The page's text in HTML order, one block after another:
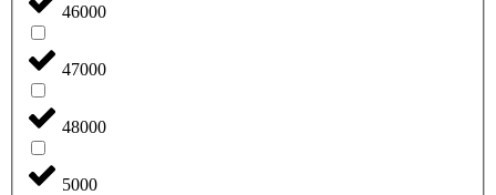
46000
47000
48000
5000